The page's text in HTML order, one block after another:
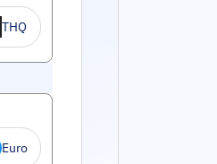
THQ
Euro